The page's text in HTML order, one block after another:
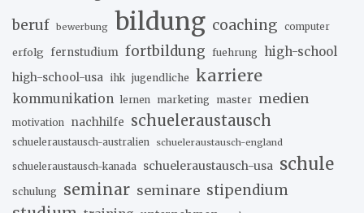
beruf bewerbung bildung coaching computer
erfolg fernstudium fortbildung fuehrung high-school
high-school-usa ihk jugendliche karriere
kommunikation lernen marketing master medien
motivation nachhilfe schueleraustausch
schueleraustausch-australien schueleraustausch-england
schueleraustausch-kanada schueleraustausch-usa schule
schulung seminar seminare stipendium